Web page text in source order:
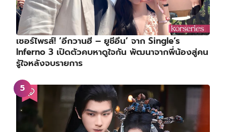
เซอร์ไพรส์! ‘อีกวานฮี – ยูชีอึน’ จาก Single’s
Inferno 3 เปิดตัวคบหาดูใจกัน พัฒนาจากพี่น้องสู่คน
รู้ใจหลังจบรายการ